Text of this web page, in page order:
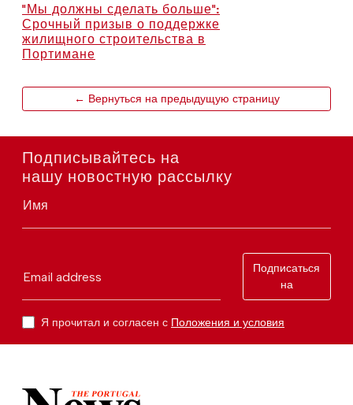
"Мы должны сделать больше":
Срочный призыв о поддержке
жилищного строительства в
Портимане
← Вернуться на предыдущую страницу
Подписывайтесь на
нашу новостную рассылку
Имя
Email address
Подписаться
на
Я прочитал и согласен с Положения и условия